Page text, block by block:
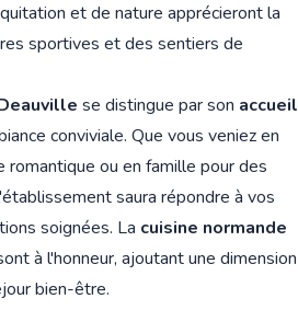
et de nature apprécieront la
sportives et des sentiers de
se distingue par son accueil
conviviale. Que vous veniez en
romantique ou en famille pour des
saura répondre à vos
soignées. La cuisine normande
à l'honneur, ajoutant une dimension
bien-être.